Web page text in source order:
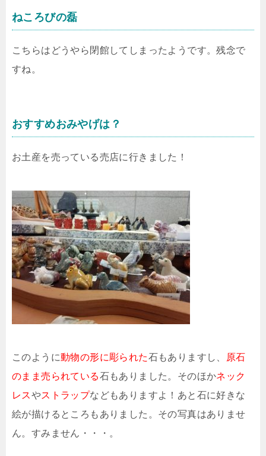
ねころびの磊
こちらはどうやら閉館してしまったようです。残念で
すね。
おすすめおみやげは？
お土産を売っている売店に行きました！
このように動物の形に彫られた石もありますし、
原石
のまま売られている石もありました。そのほかネック
レスやストラップなどもありますよ！あと石に好きな
絵が描けるところもありました。その写真はありませ
ん。すみません・・・。